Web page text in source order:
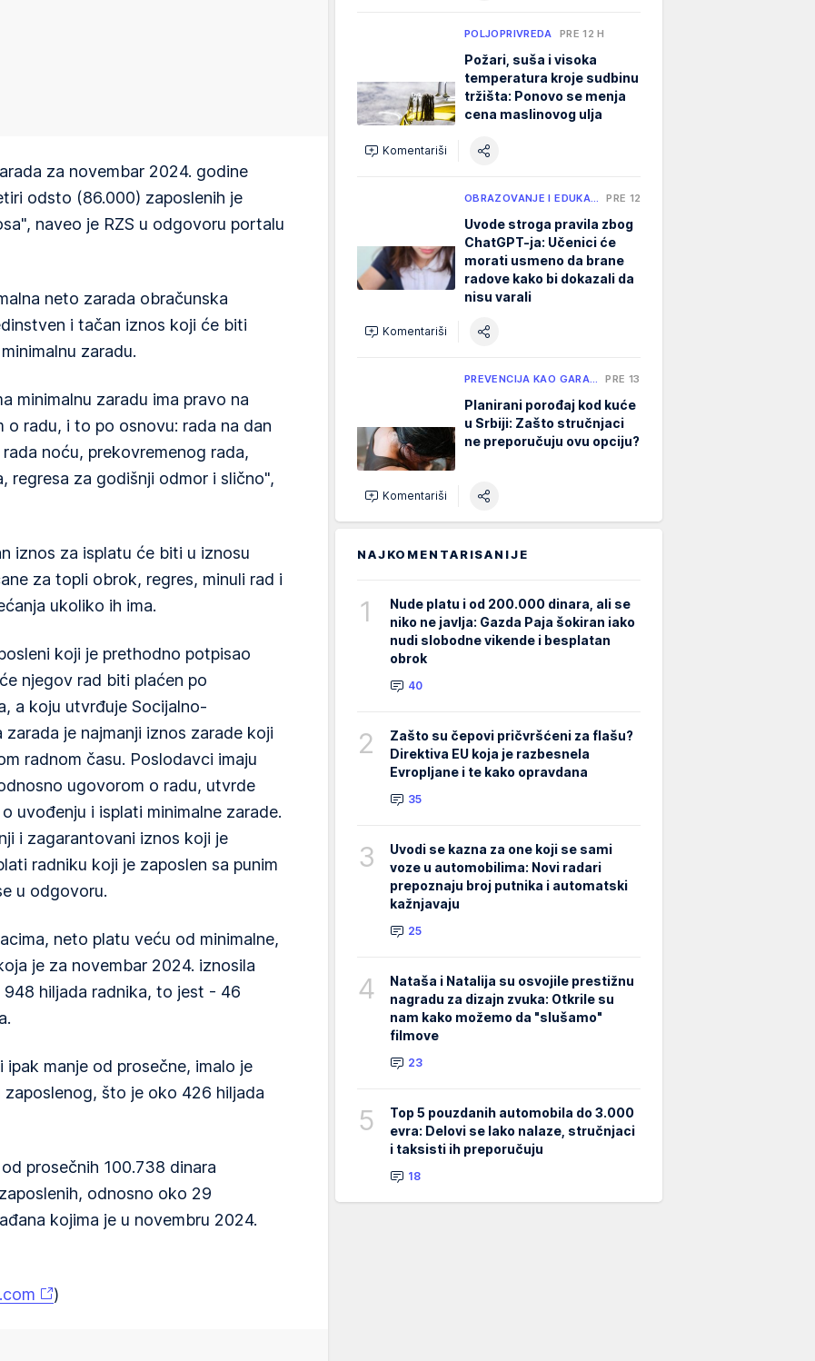
za novembar 2024. godine
odsto (86.000) zaposlenih je
naveo je RZS u odgovoru portalu
neto zarada obračunska
i tačan iznos koji će biti
zaradu.
minimalnu zaradu ima pravo na
o radu, i to po osnovu: rada na dan
noću, prekovremenog rada,
regresa za godišnji odmor i slično",
iznos za isplatu će biti u iznosu
za topli obrok, regres, minuli rad i
ukoliko ih ima.
koji je prethodno potpisao
njegov rad biti plaćen po
a koju utvrđuje Socijalno-
je najmanji iznos zarade koji
radnom času. Poslodavci imaju
ugovorom o radu, utvrde
uvođenju i isplati minimalne zarade.
i zagarantovani iznos koji je
radniku koji je zaposlen sa punim
u odgovoru.
neto platu veću od minimalne,
je za novembar 2024. iznosila
hiljada radnika, to jest - 46
manje od prosečne, imalo je
što je oko 426 hiljada
prosečnih 100.738 dinara
odnosno oko 29
kojima je u novembru 2024.
)
POLJOPRIVREDA PRE 12 H
Požari, suša i visoka
temperatura kroje sudbinu
tržišta: Ponovo se menja
cena maslinovog ulja
Komentariši
OBRAZOVANJE I EDUKA… PRE 12 H
Uvode stroga pravila zbog
ChatGPT-ja: Učenici će
morati usmeno da brane
radove kako bi dokazali da
nisu varali
Komentariši
PREVENCIJA KAO GARA… PRE 13 H
Planirani porođaj kod kuće
u Srbiji: Zašto stručnjaci
ne preporučuju ovu opciju?
Komentariši
NAJKOMENTARISANIJE
1
Nude platu i od 200.000 dinara, ali se
niko ne javlja: Gazda Paja šokiran iako
nudi slobodne vikende i besplatan
obrok
40
2
Zašto su čepovi pričvršćeni za flašu?
Direktiva EU koja je razbesnela
Evropljane i te kako opravdana
35
3
Uvodi se kazna za one koji se sami
voze u automobilima: Novi radari
prepoznaju broj putnika i automatski
kažnjavaju
25
4
Nataša i Natalija su osvojile prestižnu
nagradu za dizajn zvuka: Otkrile su
nam kako možemo da "slušamo"
filmove
23
5
Top 5 pouzdanih automobila do 3.000
evra: Delovi se lako nalaze, stručnjaci
i taksisti ih preporučuju
18